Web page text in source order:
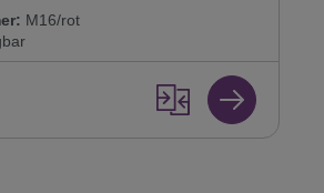
M16/rot